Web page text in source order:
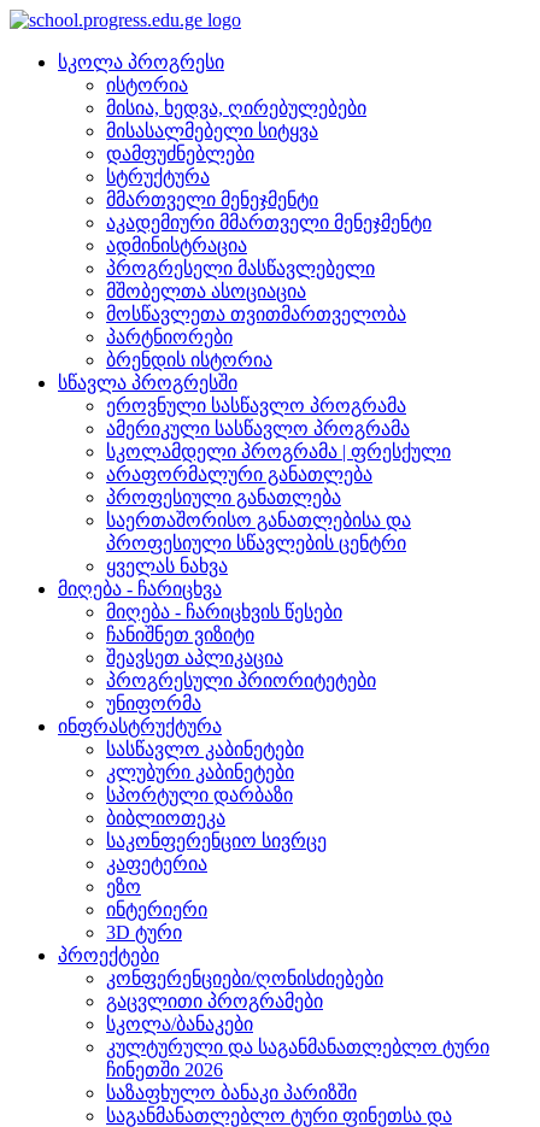
სკოლა პროგრესი
ისტორია
მისია, ხედვა, ღირებულებები
მისასალმებელი სიტყვა
დამფუძნებლები
სტრუქტურა
მმართველი მენეჯმენტი
აკადემიური მმართველი მენეჯმენტი
ადმინისტრაცია
პროგრესელი მასწავლებელი
მშობელთა ასოციაცია
მოსწავლეთა თვითმართველობა
პარტნიორები
ბრენდის ისტორია
სწავლა პროგრესში
ეროვნული სასწავლო პროგრამა
ამერიკული სასწავლო პროგრამა
სკოლამდელი პროგრამა | ფრესქული
არაფორმალური განათლება
პროფესიული განათლება
საერთაშორისო განათლებისა და
პროფესიული სწავლების ცენტრი
ყველას ნახვა
მიღება - ჩარიცხვა
მიღება - ჩარიცხვის წესები
ჩანიშნეთ ვიზიტი
შეავსეთ აპლიკაცია
პროგრესული პრიორიტეტები
უნიფორმა
ინფრასტრუქტურა
სასწავლო კაბინეტები
კლუბური კაბინეტები
სპორტული დარბაზი
ბიბლიოთეკა
საკონფერენციო სივრცე
კაფეტერია
ეზო
ინტერიერი
3D ტური
პროექტები
კონფერენციები/ღონისძიებები
გაცვლითი პროგრამები
სკოლა/ბანაკები
კულტურული და საგანმანათლებლო ტური
ჩინეთში 2026
საზაფხულო ბანაკი პარიზში
საგანმანათლებლო ტური ფინეთსა და